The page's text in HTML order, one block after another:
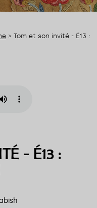
> Tom et son invité - É13 :
- É13 :